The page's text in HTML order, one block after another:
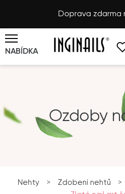
Doprava zdarma
NABÍDKA
Ozdoby
Nehty > Zdobení nehtů >